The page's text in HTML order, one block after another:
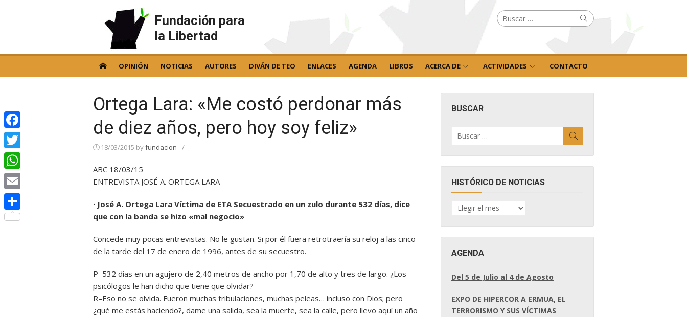
Fundación para
la Libertad
Buscar
por: Buscar
OPINIÓN NOTICIAS AUTORES DIVÁN DE TEO ENLACES AGENDA LIBROS ACERCA DE ACTIVIDADES CONTACTO
Ortega Lara: «Me costó perdonar más
de diez años, pero hoy soy feliz»
18/03/2015 byfundacion /
ABC 18/03/15
ENTREVISTA JOSÉ A. ORTEGA LARA
· José A. Ortega Lara Víctima de ETA Secuestrado en un zulo durante 532 días, dice
que con la banda se hizo «mal negocio»
Concede muy pocas entrevistas. No le gustan. Si por él fuera retrotraería su reloj a las cinco
de la tarde del 17 de enero de 1996, antes de su secuestro.
P–532 días en un agujero de 2,40 metros de ancho por 1,70 de alto y tres de largo. ¿Los
psicólogos le han dicho que tiene que olvidar?
R–Eso no se olvida. Fueron muchas tribulaciones, muchas peleas… incluso con Dios; pero
¿qué me estás haciendo?, dame una salida, sea la muerte, sea la calle, pero llevo aquí un año
BUSCAR
por:
HISTÓRICO DE NOTICIAS
HISTÓRICO
DE
AGENDA
Del 5 de Julio al 4 de Agosto
EXPO DE HIPERCOR A ERMUA, EL
TERRORISMO Y SUS VÍCTIMAS
Facebook
Twitter
WhatsApp
Email
Compartir